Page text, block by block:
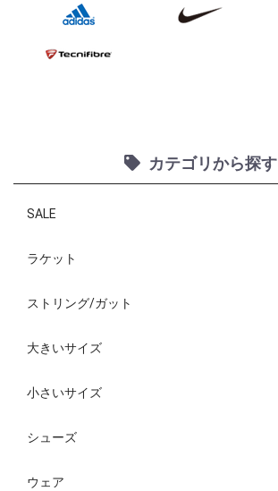
カテゴリから探す
SALE
ラケット
ストリング/ガット
大きいサイズ
小さいサイズ
シューズ
ウェア